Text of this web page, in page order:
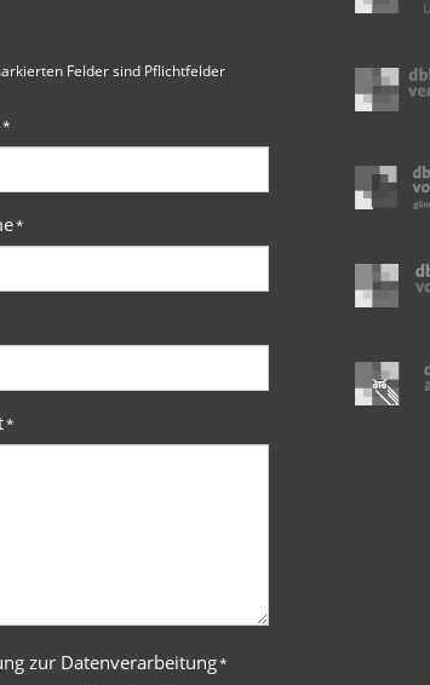
Felder sind Pflichtfelder
*
*
*
zur Datenverarbeitung*